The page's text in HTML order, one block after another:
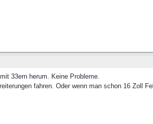
33ern herum. Keine Probleme.
fahren. Oder wenn man schon 16 Zoll